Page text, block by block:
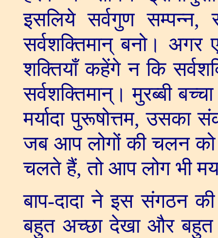
इसलिये सर्वगुण सम्पन्न,
सर्वशक्तिमान् बनो।
शक्तियाँ कहेंगे न कि
सर्वशक्तिमान्। मुरब्बी
मर्यादा पुरूषोत्तम,उसका
जब आप लोगों की चलन को
चलते हैं,तो आप लोग भी
बाप-दादा ने इस संगठन
बहुत अच्छा देखा और